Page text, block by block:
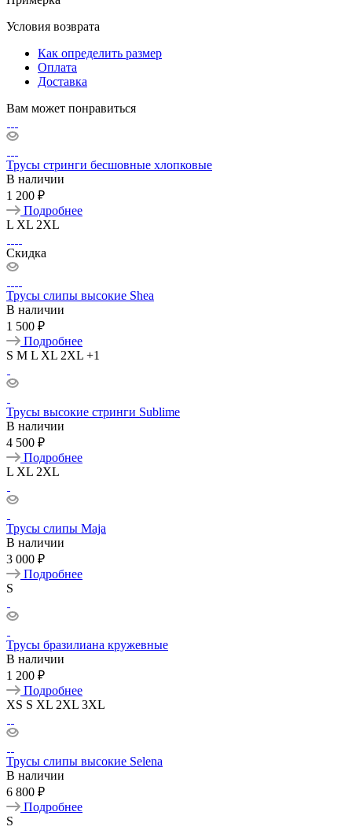
Условия возврата
Как определить размер
Оплата
Доставка
Вам может понравиться
Трусы стринги бесшовные хлопковые
В наличии
1 200 ₽
Подробнее
L XL 2XL
Скидка
Трусы слипы высокие Shea
В наличии
1 500 ₽
Подробнее
S M L XL 2XL +1
Трусы высокие стринги Sublime
В наличии
4 500 ₽
Подробнее
L XL 2XL
Трусы слипы Maja
В наличии
3 000 ₽
Подробнее
S
Трусы бразилиана кружевные
В наличии
1 200 ₽
Подробнее
XS S XL 2XL 3XL
Трусы слипы высокие Selena
В наличии
6 800 ₽
Подробнее
S